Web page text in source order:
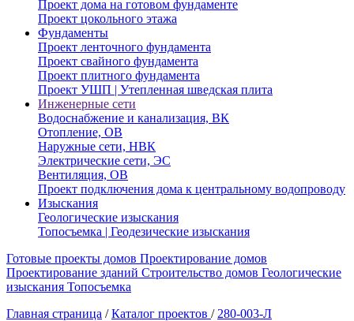
Проект дома на готовом фундаменте
Проект цокольного этажа
Фундаменты
Проект ленточного фундамента
Проект свайного фундамента
Проект плитного фундамента
Проект УШП | Утепленная шведская плита
Инженерные сети
Водоснабжение и канализация, ВК
Отопление, ОВ
Наружные сети, НВК
Электрические сети, ЭС
Вентиляция, ОВ
Проект подключения дома к центральному водопроводу
Изыскания
Геологические изыскания
Топосъемка | Геодезические изыскания
Готовые проекты домов Проектирование домов
Проектирование зданий Строительство домов Геологические
изыскания Топосъемка
Главная страница / Каталог проектов / 280-003-Л